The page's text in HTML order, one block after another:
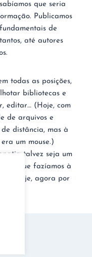
que seria
Publicamos
de
até autores
todas as posições,
bibliotecas e
editar… (Hoje, com
de arquivos e
distância, mas à
um mouse.)
talvez seja um
É o que fazíamos à
hoje, agora por